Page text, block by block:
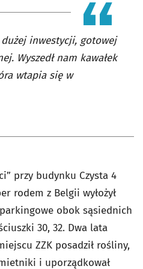
dużej inwestycji, gotowej
Wyszedł nam kawałek
wtapia się w
przy budynku Czysta 4
rodem z Belgii wyłożył
obok sąsiednich
30, 32. Dwa lata
ZZK posadził rośliny,
i uporządkował